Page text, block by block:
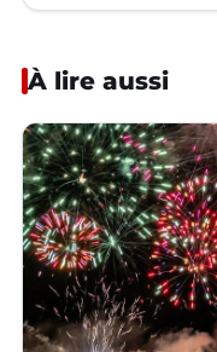
À lire aussi